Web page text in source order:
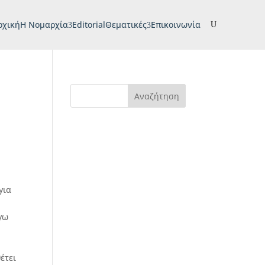
H Νομαρχία EditorialΘεματικές Επικοινωνία U
Αναζήτηση